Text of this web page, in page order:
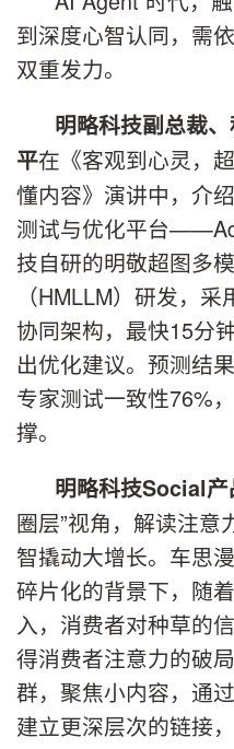
到深度心智认同，需
双重发力。
明略科技副总裁
平在《客观到心灵，
懂内容》演讲中，介
测试与优化平台
技自研的明敬超图多
（HMLLM）研发，
协同架构，最快15分
出优化建议。预测结
专家测试一致性76%
撑。
明略科技Social
圈层”视角，解读注意
智撬动大增长。车思
碎片化的背景下，随
入，消费者对种草的
得消费者注意力的破
群，聚焦小内容，通
建立更深层次的链接